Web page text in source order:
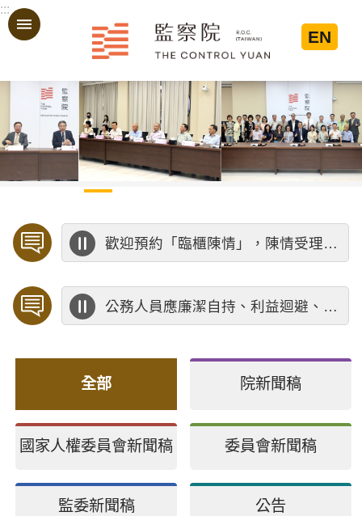
跳到主要內容區塊
:::
EN
歡迎預約「臨櫃陳情」，陳情受理中心將優先排定人員與您接談，釐清案情爭點後收案處理，以節省您的寶貴時間。
公務人員應廉潔自持、利益迴避、依法公正執行公務～考試院公務人員保障暨培訓委員會～
全部 院新聞稿
國家人權委員會新聞稿 委員會新聞稿
監委新聞稿 公告